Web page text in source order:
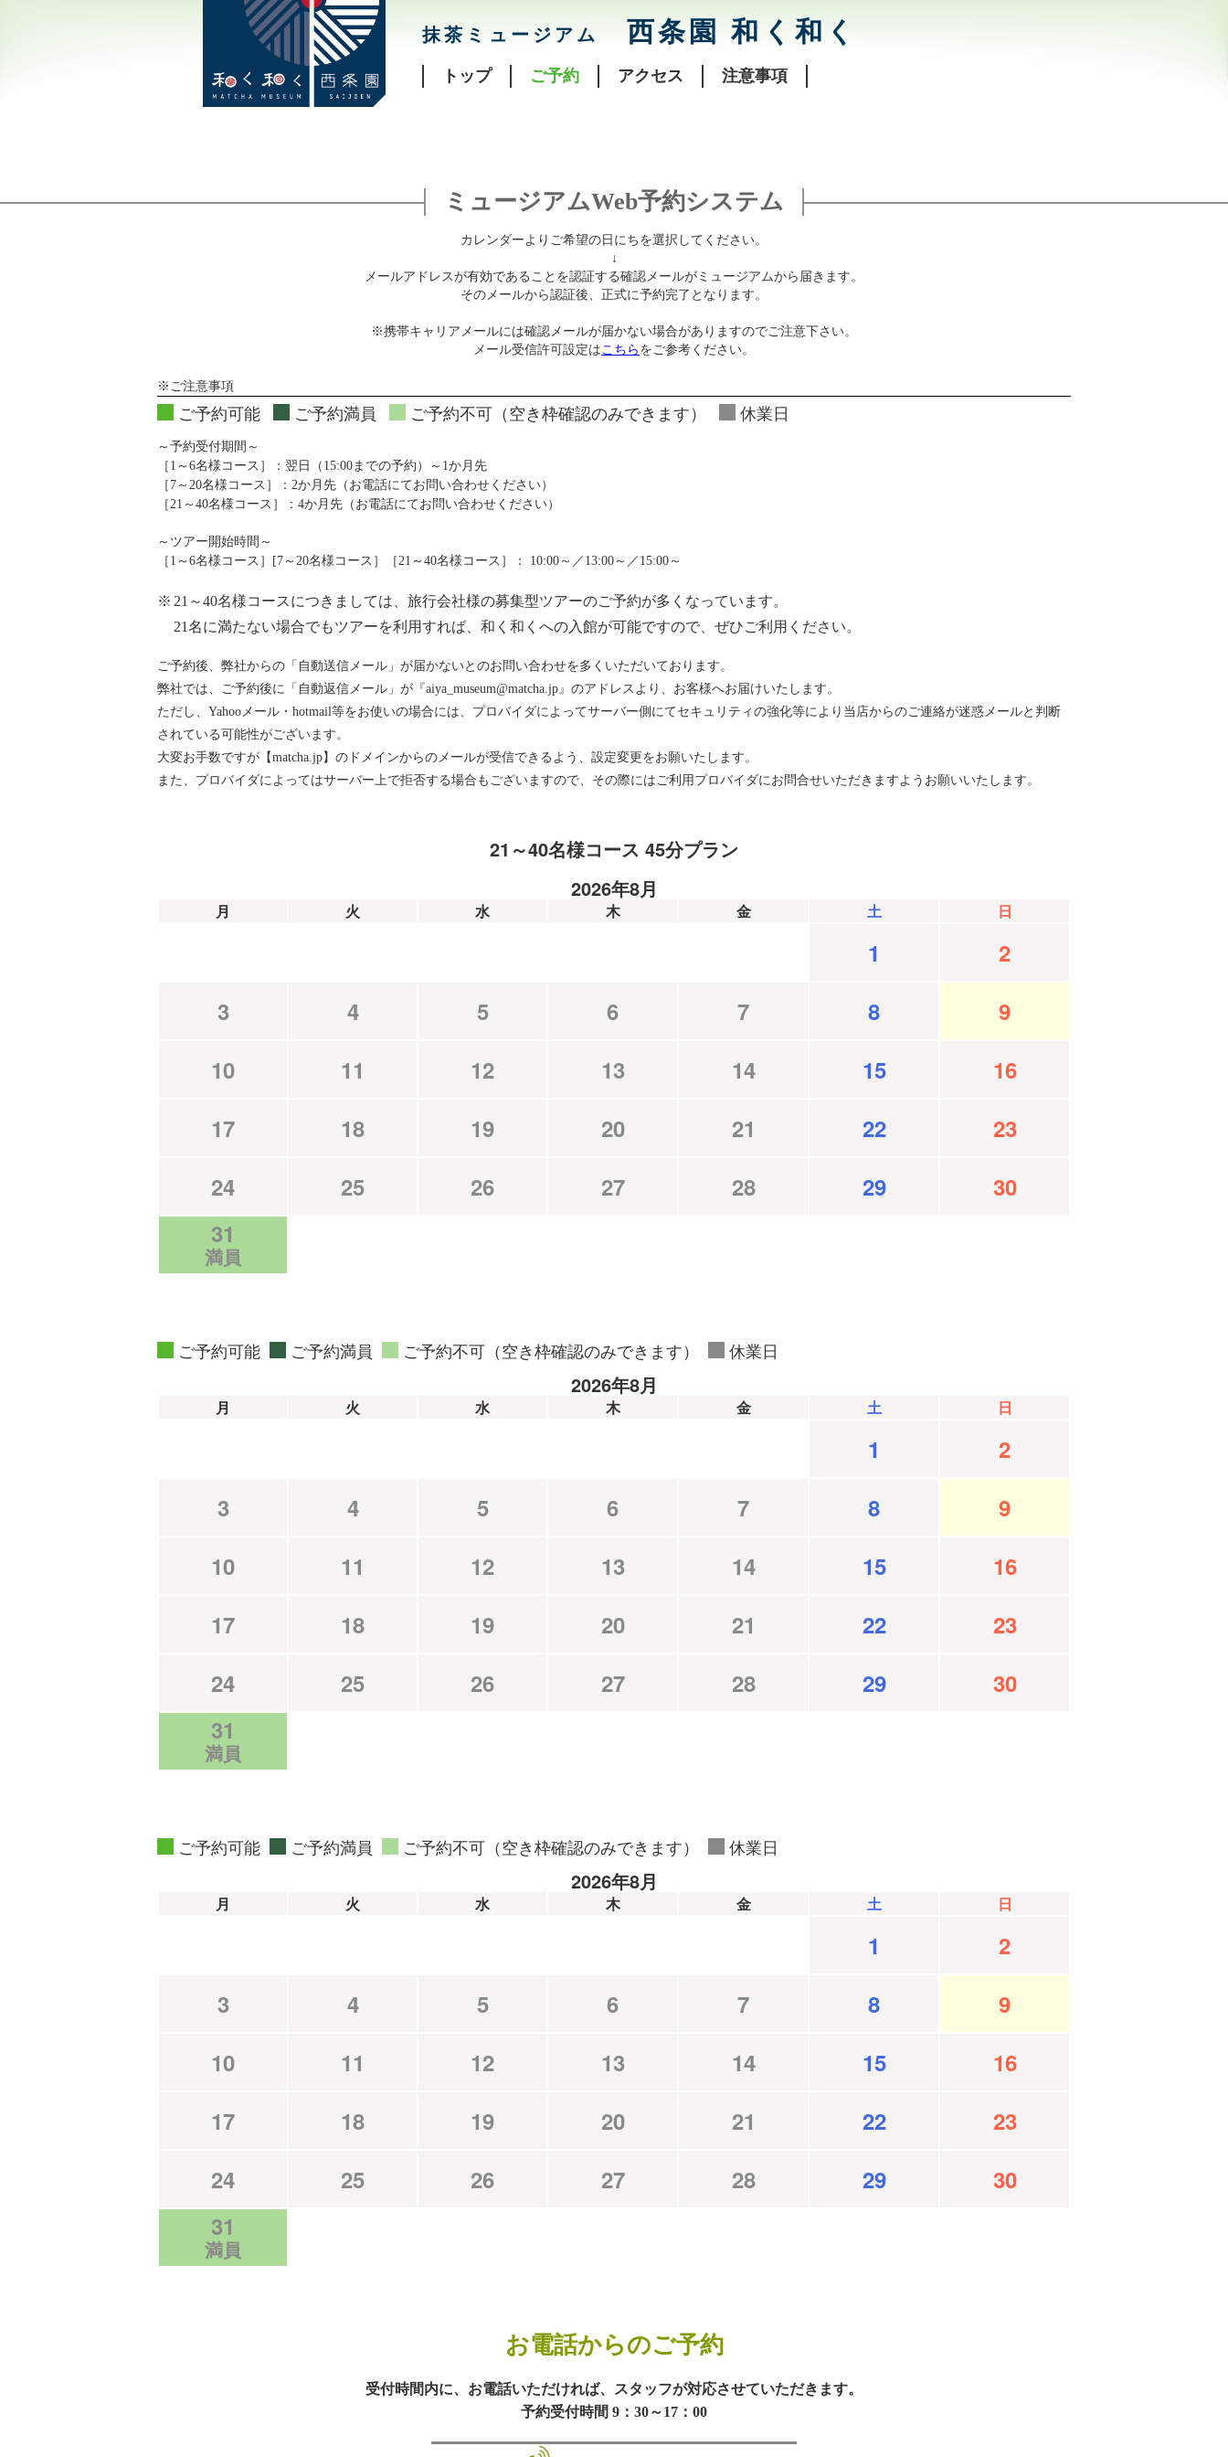
抹茶ミュージアム 西条園 和く和く
トップ ご予約 アクセス 注意事項
ミュージアムWeb予約システム
カレンダーよりご希望の日にちを選択してください。
↓
メールアドレスが有効であることを認証する確認メールがミュージアムから届きます。
そのメールから認証後、正式に予約完了となります。
※携帯キャリアメールには確認メールが届かない場合がありますのでご注意下さい。
メール受信許可設定はこちら をご参考ください。
※ご注意事項
ご予約可能 ご予約満員 ご予約不可（空き枠確認のみできます） 休業日
～予約受付期間～
［1～6名様コース］：翌日（15:00までの予約）～1か月先
［7～20名様コース］：2か月先（お電話にてお問い合わせください）
［21～40名様コース］：4か月先（お電話にてお問い合わせください）
～ツアー開始時間～
［1～6名様コース］[7～20名様コース］［21～40名様コース］： 10:00～／13:00～／15:00～
※ 21～40名様コースにつきましては、旅行会社様の募集型ツアーのご予約が多くなっています。
21名に満たない場合でもツアーを利用すれば、和く和くへの入館が可能ですので、ぜひご利用ください。
ご予約後、弊社からの「自動送信メール」が届かないとのお問い合わせを多くいただいております。
弊社では、ご予約後に「自動返信メール」が『aiya_museum@matcha.jp』のアドレスより、お客様へお届けいたします。
ただし、Yahooメール・hotmail等をお使いの場合には、プロバイダによってサーバー側にてセキュリティの強化等により当店からのご連絡が迷惑メールと判断
されている可能性がございます。
大変お手数ですが【matcha.jp】のドメインからのメールが受信できるよう、設定変更をお願いたします。
また、プロバイダによってはサーバー上で拒否する場合もございますので、その際にはご利用プロバイダにお問合せいただきますようお願いいたします。
21～40名様コース 45分プラン
2026年8月
月 火 水 木 金 土 日
1
2
3
4 5 6 7 8
9
10
11 12 13 14 15
16
17
18 19 20 21 22
23
24
25 26 27 28 29
30
31
満員
ご予約可能 ご予約満員 ご予約不可（空き枠確認のみできます） 休業日
2026年8月
月 火 水 木 金 土 日
1
2
3
4 5 6 7 8
9
10
11 12 13 14 15
16
17
18 19 20 21 22
23
24
25 26 27 28 29
30
31
満員
ご予約可能 ご予約満員 ご予約不可（空き枠確認のみできます） 休業日
2026年8月
月 火 水 木 金 土 日
1
2
3
4 5 6 7 8
9
10
11 12 13 14 15
16
17
18 19 20 21 22
23
24
25 26 27 28 29
30
31
満員
お電話からのご予約
受付時間内に、お電話いただければ、スタッフが対応させていただきます。
予約受付時間 9：30～17：00